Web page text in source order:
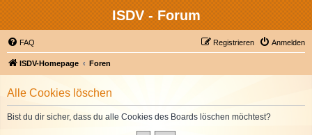
ISDV - Forum
FAQ Anmelden
Registrieren
ISDV-Homepage Foren
Alle Cookies löschen
Bist du dir sicher, dass du alle Cookies des Boards löschen möchtest?